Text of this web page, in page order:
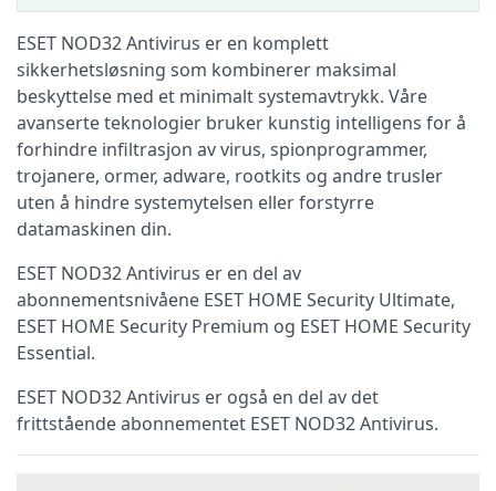
ESET NOD32 Antivirus er en komplett
sikkerhetsløsning som kombinerer maksimal
beskyttelse med et minimalt systemavtrykk. Våre
avanserte teknologier bruker kunstig intelligens for å
forhindre infiltrasjon av virus, spionprogrammer,
trojanere, ormer, adware, rootkits og andre trusler
uten å hindre systemytelsen eller forstyrre
datamaskinen din.
ESET NOD32 Antivirus er en del av
abonnementsnivåene ESET HOME Security Ultimate,
ESET HOME Security Premium og ESET HOME Security
Essential.
ESET NOD32 Antivirus er også en del av det
frittstående abonnementet ESET NOD32 Antivirus.